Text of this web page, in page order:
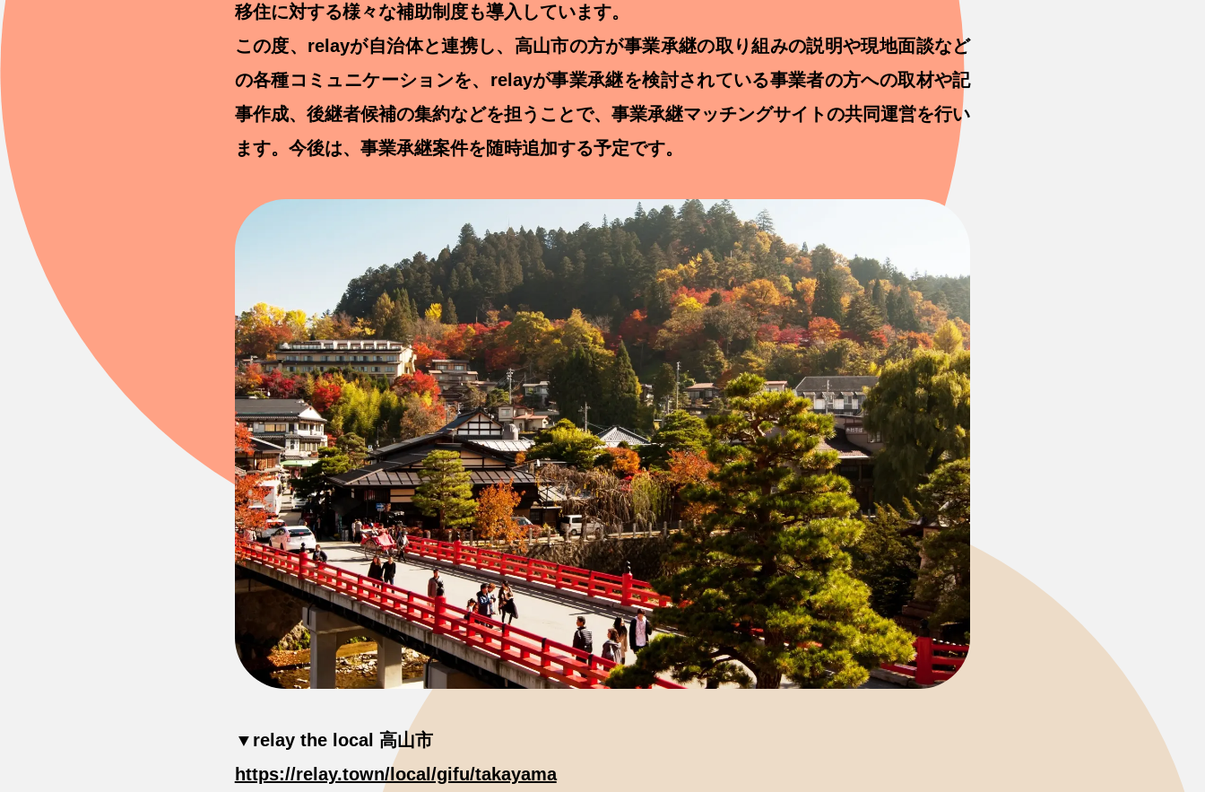
移住に対する様々な補助制度も導入しています。
この度、relayが自治体と連携し、高山市の方が事業承継の取り組みの説明や現地面談など
の各種コミュニケーションを、relayが事業承継を検討されている事業者の方への取材や記
事作成、後継者候補の集約などを担うことで、事業承継マッチングサイトの共同運営を行い
ます。今後は、事業承継案件を随時追加する予定です。
▼relay the local 高山市
https://relay.town/local/gifu/takayama